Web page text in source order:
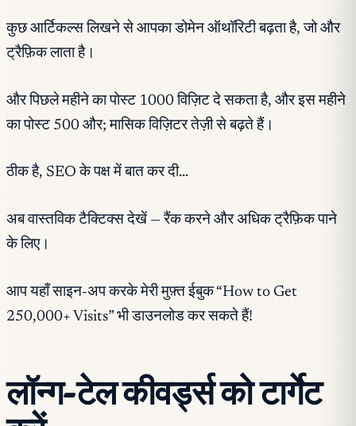
कुछ आर्टिकल्स लिखने से आपका डोमेन ऑथॉरिटी बढ़ता है, जो और
ट्रैफ़िक लाता है।
और पिछले महीने का पोस्ट 1000 विज़िट दे सकता है, और इस महीने
का पोस्ट 500 और; मासिक विज़िटर तेज़ी से बढ़ते हैं।
ठीक है, SEO के पक्ष में बात कर दी…
अब वास्तविक टैक्टिक्स देखें — रैंक करने और अधिक ट्रैफ़िक पाने
के लिए।
आप यहाँ साइन-अप करके मेरी मुफ़्त ईबुक “How to Get
250,000+ Visits” भी डाउनलोड कर सकते हैं!
लॉन्ग-टेल कीवर्ड्स को टार्गेट